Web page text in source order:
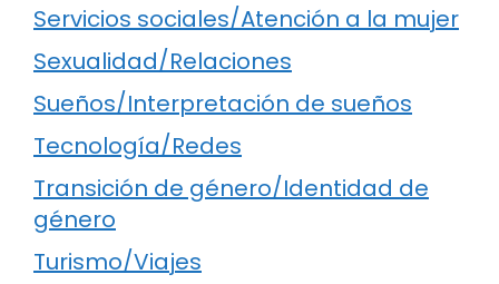
Servicios sociales/Atención a la mujer
Sexualidad/Relaciones
Sueños/Interpretación de sueños
Tecnología/Redes
Transición de género/Identidad de
género
Turismo/Viajes